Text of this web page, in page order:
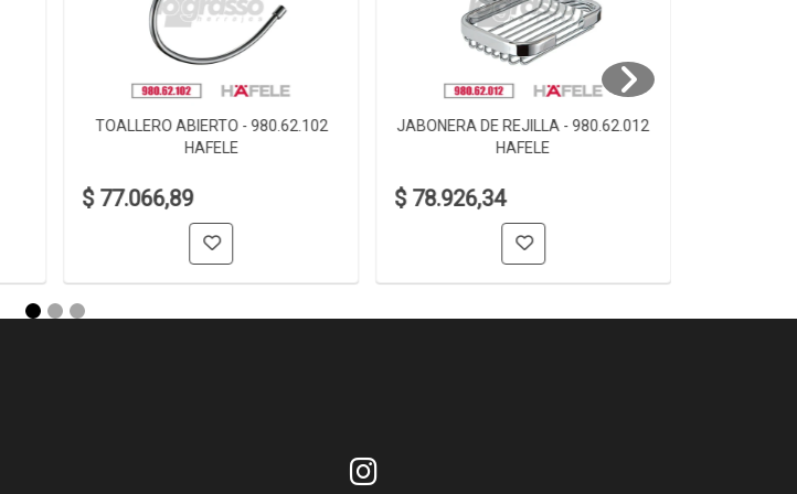
TOALLERO ABIERTO - 980.62.102
HAFELE
$ 77.066,89
JABONERA DE REJILLA - 980.62.012
HAFELE
$ 78.926,34